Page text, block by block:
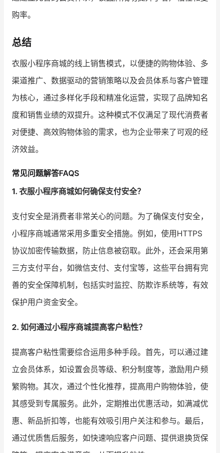
购率。
总结
衣服小程序商城的线上销售模式，以便捷的购物体验、多
渠道推广、数据驱动的营销策略以及会员体系与客户管理
为核心，通过多样化手段和精准化运营，实现了品牌知名
度和销售业绩的双提升。这种模式不仅满足了现代消费者
对便捷、高效购物体验的需求，也为企业带来了可观的经
济效益。
常见问题解答FAQS
1. 衣服小程序商城如何确保支付安全？
支付安全是消费者非常关心的问题。为了确保支付安全，
小程序商城通常采用多重安全措施。例如，使用HTTPS
协议加密传输数据，防止信息被窃取。此外，还会采用第
三方支付平台，如微信支付、支付宝等，这些平台拥有完
善的安全保障机制，包括实时监控、防欺诈系统等，有效
保护用户资金安全。
2. 如何通过小程序商城提高客户粘性？
提高客户粘性需要综合运用多种手段。首先，可以通过建
立会员体系，如设置会员等级、积分制度等，激励用户频
繁购物。其次，通过个性化推荐，提高用户购物体验，使
其感受到专属服务。此外，定期推出优惠活动，如满减优
惠、新品折扣等，也能有效吸引用户关注和参与。最后，
通过优质售后服务，如快速响应客户问题、提供退换货保